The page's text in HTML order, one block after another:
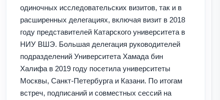
одиночных исследовательских визитов, так и в
расширенных делегациях, включая визит в 2018
году представителей Катарского университета в
НИУ ВШЭ. Большая делегация руководителей
подразделений Университета Хамада бин
Халифа в 2019 году посетила университеты
Москвы, Санкт-Петербурга и Казани. По итогам
встреч, подписаний и совместных сессий на